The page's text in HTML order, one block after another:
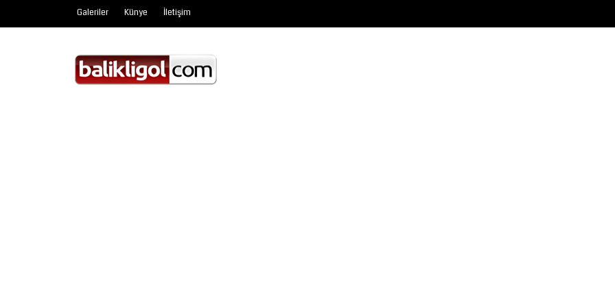
Galeriler Künye İletişim